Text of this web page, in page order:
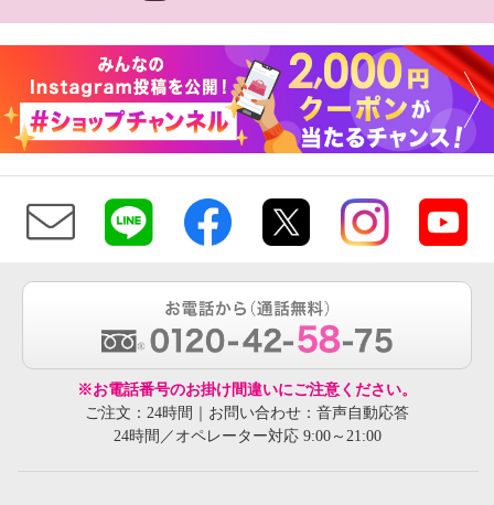
※お電話番号のお掛け間違いにご注意ください。
ご注文：24時間｜お問い合わせ：音声自動応答
24時間／オペレーター対応 9:00～21:00